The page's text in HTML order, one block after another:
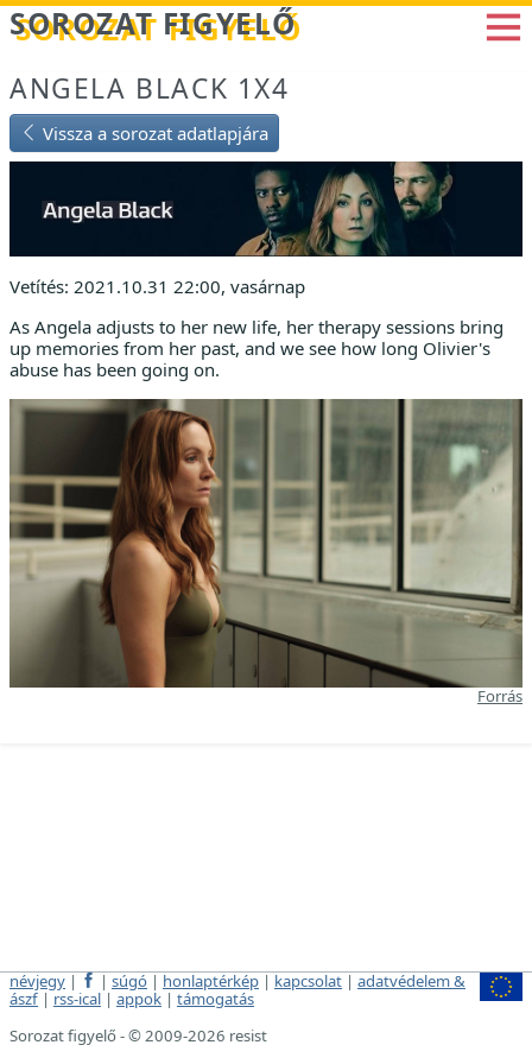
Betöltés...
SOROZAT FIGYELŐ
ANGELA BLACK 1X4
Vissza a sorozat adatlapjára
Vetítés: 2021.10.31 22:00, vasárnap
As Angela adjusts to her new life, her therapy sessions bring
up memories from her past, and we see how long Olivier's
abuse has been going on.
Forrás
névjegy | | súgó | honlaptérkép | kapcsolat | adatvédelem &
ászf | rss-ical | appok | támogatás
Sorozat figyelő - © 2009-2026 resist